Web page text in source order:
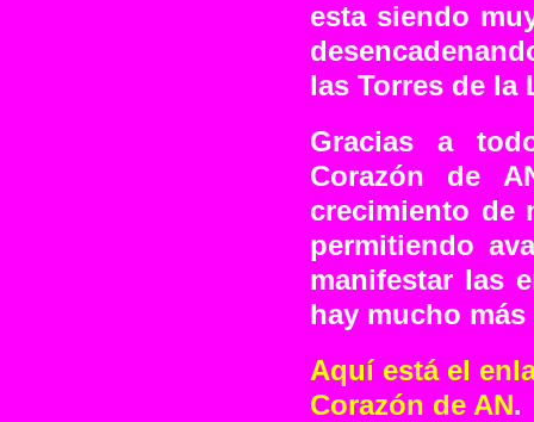
esta siendo
las Torres de la
Gracias a
Corazón de
crecimiento de
permitiendo
manifestar las
hay mucho
Aquí está el
Corazón de AN.